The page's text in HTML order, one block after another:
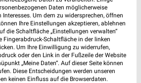
Gültig bis Di. 18.08.
NKD
Daten möglicherweise
Um dem zu widersprechen, öffnen
Ihre Einstellungen akzeptieren, ablehnen
die Schaltfläche „Einstellungen verwalten“
Fingerabdruck-Schaltfläche in der linken
Um Ihre Einwilligung zu widerrufen,
oder den Link in der Fußzeile der Website
„Meine Daten“. Auf dieser Seite können
Diese Entscheidungen werden unseren
keinen Einfluss auf die Browserdaten.